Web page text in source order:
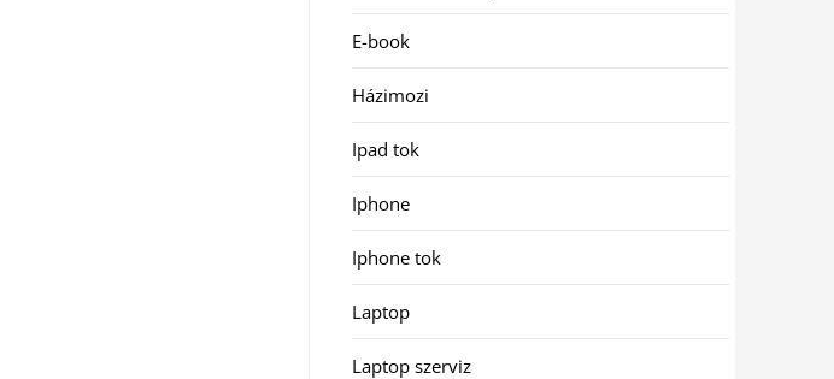
E-book
Házimozi
Ipad tok
Iphone
Iphone tok
Laptop
Laptop szerviz